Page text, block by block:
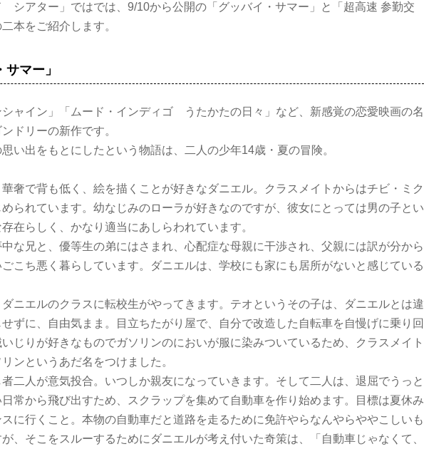
シアター」ではでは、9/10から公開の「グッバイ・サマー」と「超高速 参勤交
本をご紹介します。
サマー」
シャイン」「ムード・インディゴ うたかたの日々」など、新感覚の恋愛映画の名
ドリーの新作です。
い出をもとにしたという物語は、二人の少年14歳・夏の冒険。
奢で背も低く、絵を描くことが好きなダニエル。クラスメイトからはチビ・ミク
られています。幼なじみのローラが好きなのですが、彼女にとっては男の子とい
存在らしく、かなり適当にあしらわれています。
な兄と、優等生の弟にはさまれ、心配症な母親に干渉され、父親には訳が分から
こち悪く暮らしています。ダニエルは、学校にも家にも居所がないと感じている
ニエルのクラスに転校生がやってきます。テオというその子は、ダニエルとは違
ずに、自由気まま。目立ちたがり屋で、自分で改造した自転車を自慢げに乗り回
じりが好きなものでガソリンのにおいが服に染みついているため、クラスメイト
ンというあだ名をつけました。
二人が意気投合。いつしか親友になっていきます。そして二人は、退屈でうっと
常から飛び出すため、スクラップを集めて自動車を作り始めます。目標は夏休み
に行くこと。本物の自動車だと道路を走るために免許やらなんやらややこしいも
、そこをスルーするためにダニエルが考え付いた奇策は、「自動車じゃなくて、